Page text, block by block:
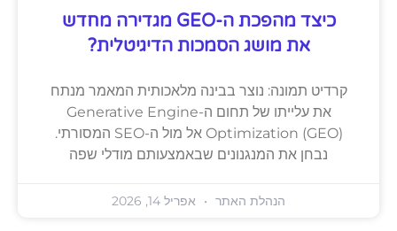
כיצד מהפכת ה-GEO מגדירה מחדש
את מושג הסמכות הדיגיטלית?
קרדיט תמונה: נוצר בבינה מלאכותית המאמר מנתח
את עלייתו של תחום ה-Generative Engine
Optimization (GEO) אל מול ה-SEO המסורתי.
נבחן את המנגנונים שבאמצעותם מודלי שפה
הנהלת האתר אפריל 14, 2026